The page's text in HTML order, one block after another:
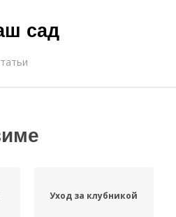
сад
Уход за клубникой